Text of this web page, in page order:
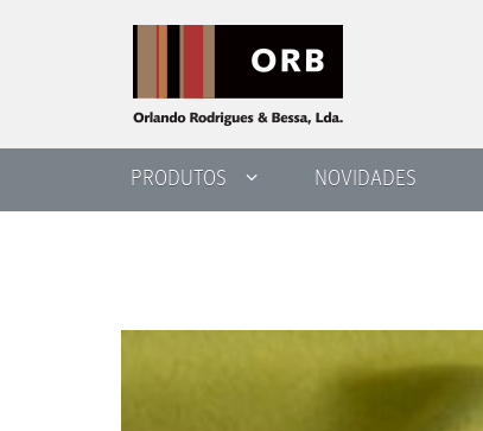
PRODUTOS NOVIDADES